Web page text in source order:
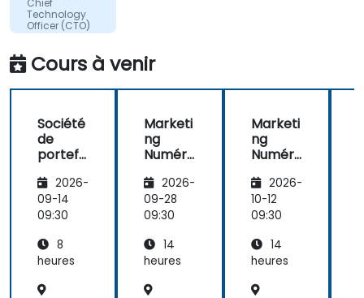
Chief
Technology
Officer (CTO)
Fundamentals
Traduction
Cours à venir
Société
de
portefe
d'entre
prises
2026-
09-14
09:30
8
heures
Marketi
ng
Numéri
Chine
2026-
09-28
09:30
14
heures
Marketi
ng
Numéri
Chine
2026-
10-12
09:30
14
heures